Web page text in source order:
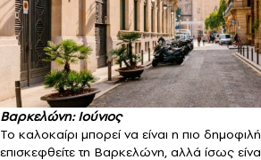
Βαρκελώνη: Ιούνιος
Το καλοκαίρι μπορεί να είναι η πιο
επισκεφθείτε τη Βαρκελώνη, αλλά ίσως